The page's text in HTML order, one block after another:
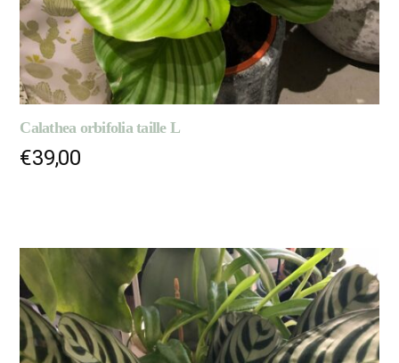
Calathea orbifolia taille L
€39,00